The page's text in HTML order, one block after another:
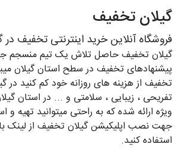
گیلان تخفیف
فروشگاه آنلاین خرید اینترنتی تخفیف در
گیلان تخفیف حاصل تلاش یک تیم منسجم
پیشنهادهای تخفیف در سطح استان گیلان
تخفیف از هزینه های روزانه خود کم کنید در
تفریحی ، زیبایی ، سلامتی و ... در استان
ویژه ارائه شده که به راحتی میتوانید تهیه و
جهت نصب اپلیکیشن گیلان تخفیف از لینک
استفاده کنید.